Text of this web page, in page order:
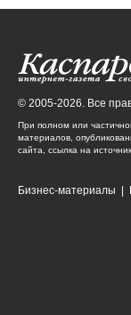
© 2005-2026. Все
При полном или
материалов,
сайта, ссылка на
Бизнес-материалы